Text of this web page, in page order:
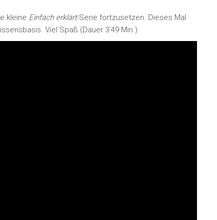
kleine Einfach erklärt-Serie fortzusetzen. Dieses Mal
Viel Spaß (Dauer 3’49 Min.)